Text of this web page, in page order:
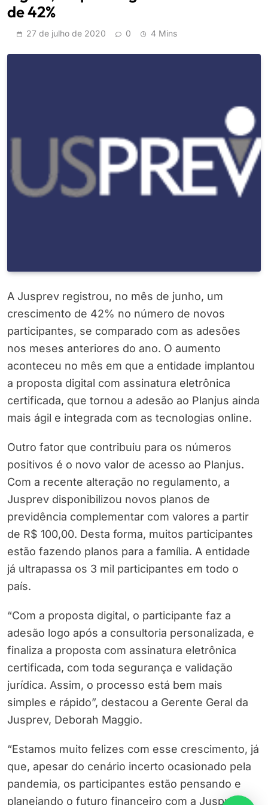
de 42%
27 de julho de 2020 0 4 Mins
A Jusprev registrou, no mês de junho, um
crescimento de 42% no número de novos
participantes, se comparado com as adesões
nos meses anteriores do ano. O aumento
aconteceu no mês em que a entidade implantou
a proposta digital com assinatura eletrônica
certificada, que tornou a adesão ao Planjus ainda
mais ágil e integrada com as tecnologias online.
Outro fator que contribuiu para os números
positivos é o novo valor de acesso ao Planjus.
Com a recente alteração no regulamento, a
Jusprev disponibilizou novos planos de
previdência complementar com valores a partir
de R$ 100,00. Desta forma, muitos participantes
estão fazendo planos para a família. A entidade
já ultrapassa os 3 mil participantes em todo o
país.
“Com a proposta digital, o participante faz a
adesão logo após a consultoria personalizada, e
finaliza a proposta com assinatura eletrônica
certificada, com toda segurança e validação
jurídica. Assim, o processo está bem mais
simples e rápido”, destacou a Gerente Geral da
Jusprev, Deborah Maggio.
“Estamos muito felizes com esse crescimento, já
que, apesar do cenário incerto ocasionado pela
pandemia, os participantes estão pensando e
planejando o futuro financeiro com a Jusprev.